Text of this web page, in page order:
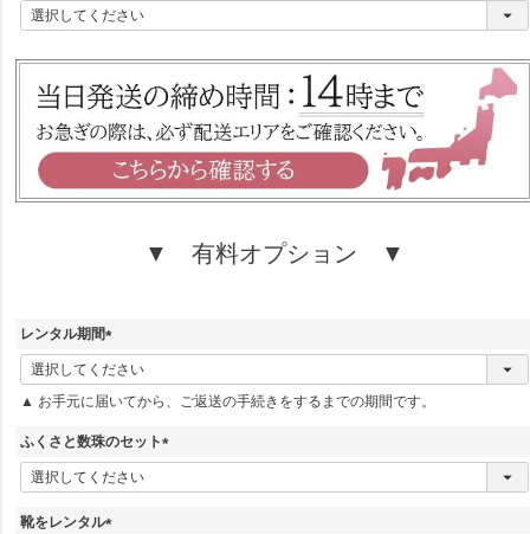
(
必
)
▼ 有料オプション ▼
レンタル期間
(
必
須
▲ お手元に届いてから、ご返送の手続きをするまでの期間です。
ふくさと数珠のセット
(
必
靴をレンタル